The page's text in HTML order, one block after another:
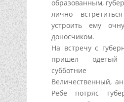
образованным,
лично
устроить ему
доносчиком.
На встречу с
пришел
субботние
Величественный,
Ребе потряс